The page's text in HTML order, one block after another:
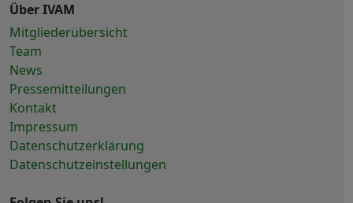
Über IVAM
Mitgliederübersicht
Team
News
Pressemitteilungen
Kontakt
Impressum
Datenschutzerklärung
Datenschutzeinstellungen